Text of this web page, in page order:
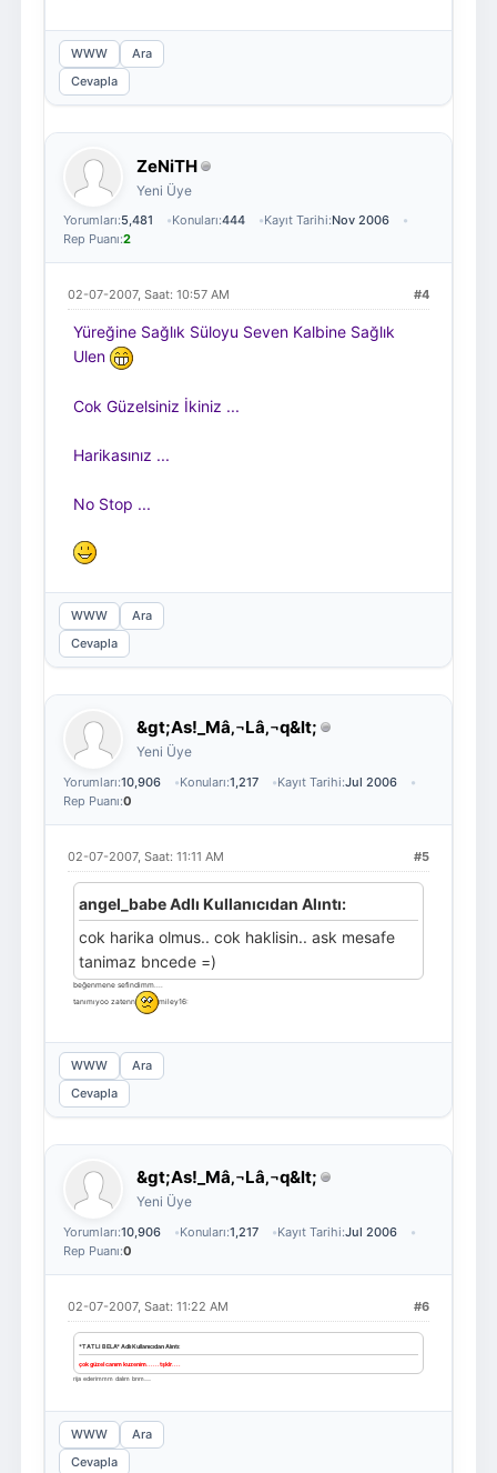
WWW
Ara
Cevapla
ZeNiTH
Yeni Üye
Yorumları:5,481 Konuları:444 Kayıt Tarihi:Nov 2006
Rep Puanı:2
#4
02-07-2007, Saat: 10:57 AM
Yüreğine Sağlık Süloyu Seven Kalbine Sağlık
Ulen
Cok Güzelsiniz İkiniz ...
Harikasınız ...
No Stop ...
WWW
Ara
Cevapla
&gt;As!_Mâ‚¬Lâ‚¬q&lt;
Yeni Üye
Yorumları:10,906 Konuları:1,217 Kayıt Tarihi:Jul 2006
Rep Puanı:0
#5
02-07-2007, Saat: 11:11 AM
angel_babe Adlı Kullanıcıdan Alıntı:
cok harika olmus.. cok haklisin.. ask mesafe
tanimaz bncede =)
beğenmene sefindimm....
tanımıyoo zatenn
miley16:
WWW
Ara
Cevapla
&gt;As!_Mâ‚¬Lâ‚¬q&lt;
Yeni Üye
Yorumları:10,906 Konuları:1,217 Kayıt Tarihi:Jul 2006
Rep Puanı:0
#6
02-07-2007, Saat: 11:22 AM
*TATLI BELA* Adlı Kullanıcıdan Alıntı:
çok güzel canım kuzenim......tşklr....
rija ederimmm dalım bnm......
WWW
Ara
Cevapla